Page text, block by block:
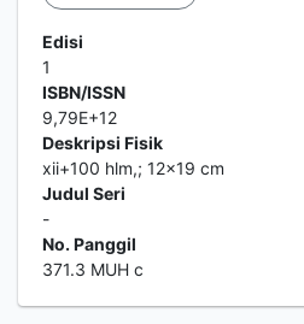
Edisi
1
ISBN/ISSN
9,79E+12
Deskripsi Fisik
xii+100 hlm,; 12x19 cm
Judul Seri
-
No. Panggil
371.3 MUH c